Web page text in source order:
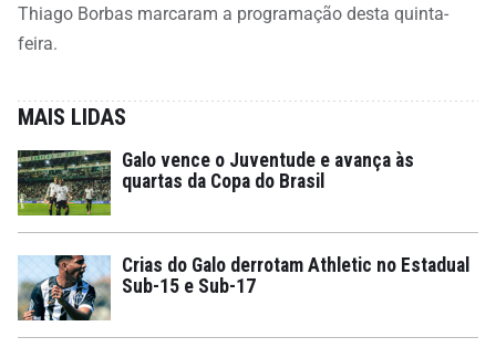
Thiago Borbas marcaram a programação desta quinta-
feira.
MAIS LIDAS
Galo vence o Juventude e avança às
quartas da Copa do Brasil
Crias do Galo derrotam Athletic no Estadual
Sub-15 e Sub-17